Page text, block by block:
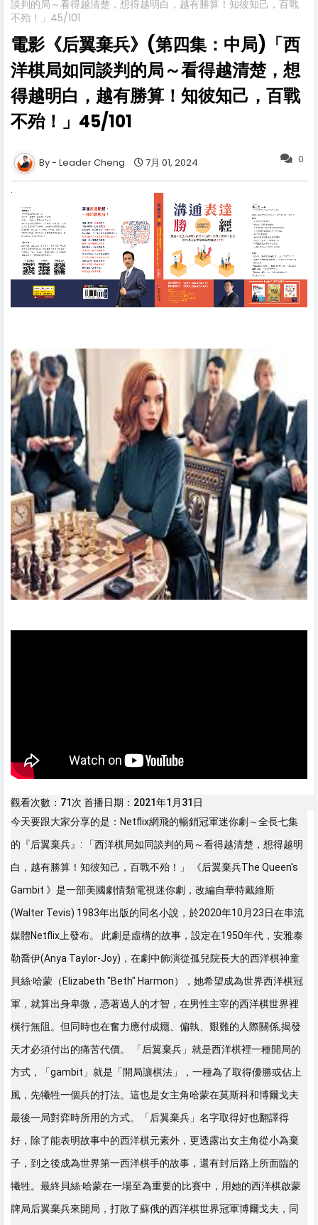
談判的局～看得越清楚，想得越明白，越有勝算！知彼知己，百戰
不殆！」45/101
電影《后翼棄兵》(第四集：中局)「西
洋棋局如同談判的局～看得越清楚，想
得越明白，越有勝算！知彼知己，百戰
不殆！」45/101
0
Leader Cheng 7月 01, 2024
觀看次數：71次 首播日期：2021年1月31日
今天要跟大家分享的是：Netflix網飛的暢銷冠軍迷你劇～全長七集
的『后翼棄兵』: 「西洋棋局如同談判的局～看得越清楚，想得越明
白，越有勝算！知彼知己，百戰不殆！」 《后翼棄兵The Queen's
Gambit 》是一部美國劇情類電視迷你劇，改編自華特戴維斯
(Walter Tevis) 1983年出版的同名小說，於2020年10月23日在串流
媒體Netflix上發布。 此劇是虛構的故事，設定在1950年代，安雅泰
勒喬伊(Anya Taylor-Joy)，在劇中飾演從孤兒院長大的西洋棋神童
貝絲·哈蒙（Elizabeth "Beth" Harmon），她希望成為世界西洋棋冠
軍，就算出身卑微，憑著過人的才智，在男性主宰的西洋棋世界裡
橫行無阻。但同時也在奮力應付成癮、偏執、艱難的人際關係,揭發
天才必須付出的痛苦代價。 「后翼棄兵」就是西洋棋裡一種開局的
方式，「gambit」就是「開局讓棋法」，一種為了取得優勝或佔上
風，先犧牲一個兵的打法。這也是女主角哈蒙在莫斯科和博爾戈夫
最後一局對弈時所用的方式。「后翼棄兵」名字取得好也翻譯得
好，除了能表明故事中的西洋棋元素外，更透露出女主角從小為棄
子，到之後成為世界第一西洋棋手的故事，還有封后路上所面臨的
犧牲。最終貝絲·哈蒙在一場至為重要的比賽中，用她的西洋棋啟蒙
牌局后翼棄兵來開局，打敗了蘇俄的西洋棋世界冠軍博爾戈夫，同